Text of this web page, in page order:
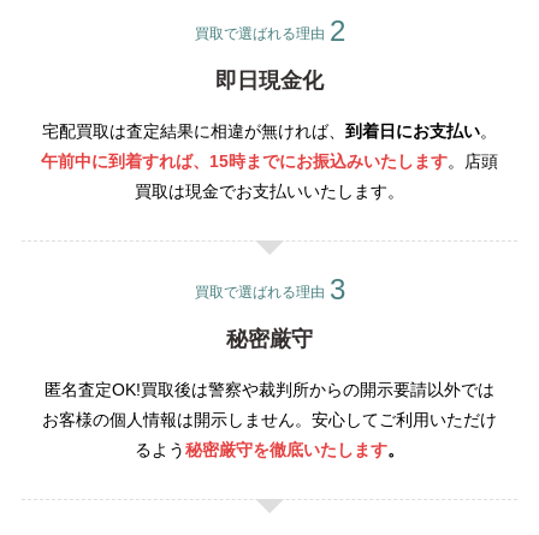
買取で選ばれる理由
即日現金化
宅配買取は査定結果に相違が無ければ、 到着日にお支払い。
午前中に到着すれば、15時までにお振込みいたします。店頭
買取は現金でお支払いいたします。
買取で選ばれる理由
秘密厳守
匿名査定OK!買取後は警察や裁判所からの開示要請以外では
お客様の個人情報は開示しません。安心してご利用いただけ
るよう秘密厳守を徹底いたします。